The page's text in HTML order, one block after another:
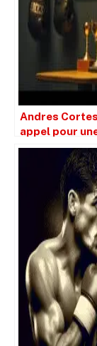
Andres
appel pour